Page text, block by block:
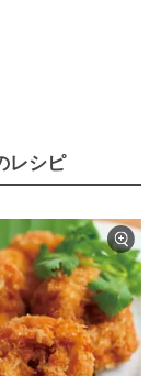
レシピ